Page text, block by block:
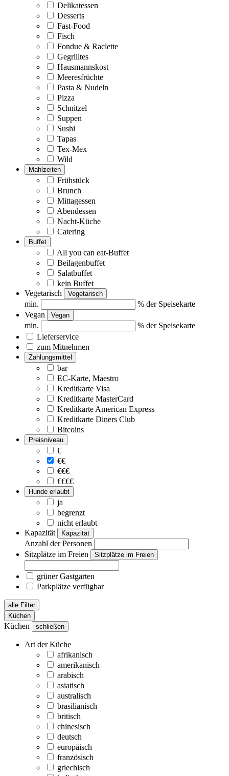
Delikatessen
Desserts
Fast-Food
Fisch
Fondue & Raclette
Gegrilltes
Hausmannskost
Meeresfrüchte
Pasta & Nudeln
Pizza
Schnitzel
Suppen
Sushi
Tapas
Tex-Mex
Wild
Mahlzeiten
Frühstück
Brunch
Mittagessen
Abendessen
Nacht-Küche
Catering
Buffet
All you can eat-Buffet
Beilagenbuffet
Salatbuffet
kein Buffet
Vegetarisch
Vegetarisch
min.
% der Speisekarte
Vegan
Vegan
min.
% der Speisekarte
Lieferservice
zum Mitnehmen
Zahlungsmittel
bar
EC-Karte, Maestro
Kreditkarte Visa
Kreditkarte MasterCard
Kreditkarte American Express
Kreditkarte Diners Club
Bitcoins
Preisniveau
€
€€
€€€
€€€€
Hunde erlaubt
ja
begrenzt
nicht erlaubt
Kapazität
Kapazität
Anzahl der Personen
Sitzplätze im Freien
Sitzplätze im Freien
grüner Gastgarten
Parkplätze verfügbar
alle Filter
Küchen
Küchen schließen
Art der Küche
afrikanisch
amerikanisch
arabisch
asiatisch
australisch
brasilianisch
britisch
chinesisch
deutsch
europäisch
französisch
griechisch